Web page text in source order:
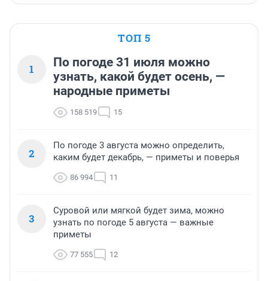
ТОП 5
1
По погоде 31 июля можно
узнать, какой будет осень, —
народные приметы
158 519 15
2
По погоде 3 августа можно определить,
каким будет декабрь, — приметы и поверья
86 994 11
3
Суровой или мягкой будет зима, можно
узнать по погоде 5 августа — важные
приметы
77 555 12